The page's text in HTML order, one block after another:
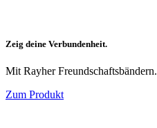
Zeig deine Verbundenheit.
Mit Rayher Freundschaftsbändern.
Zum Produkt